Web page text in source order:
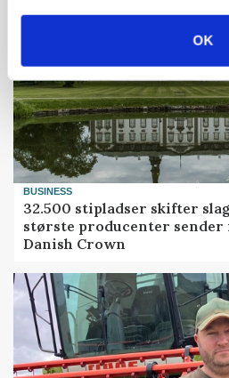
OK
BUSINESS
32.500 stipladser skifter
største producenter sender
Danish Crown